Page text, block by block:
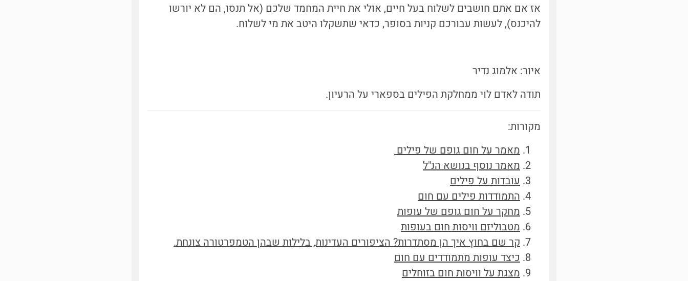
אז אם אתם חושבים לשלוח בעל חיים, אולי את חיית המחמד שלכם (אל תנסו, הם לא יורשו
להיכנס), לעשות עבורכם קניות בסופר, כדאי שתשקלו היטב את מי לשלוח.
איור: אלמוג נדיר
תודה לאדם לוי ממחלקת הפילים בספארי על הרעיון.
מקורות:
מאמר על חום גופם של פילים
מאמר נוסף בנושא הנ"ל
עובדות על פילים
התמודדות פילים עם חום
מחקר על חום גופם של עופות
מטבוליזם וויסות חום בעופות
קר שם בחוץ איך הן מסתדרות? הציפורים העדינות, בלילות שבהן הטמפרטורה צונחת.
כיצד עופות מתמודדים עם חום
מצגת על וויסות חום בזוחלים